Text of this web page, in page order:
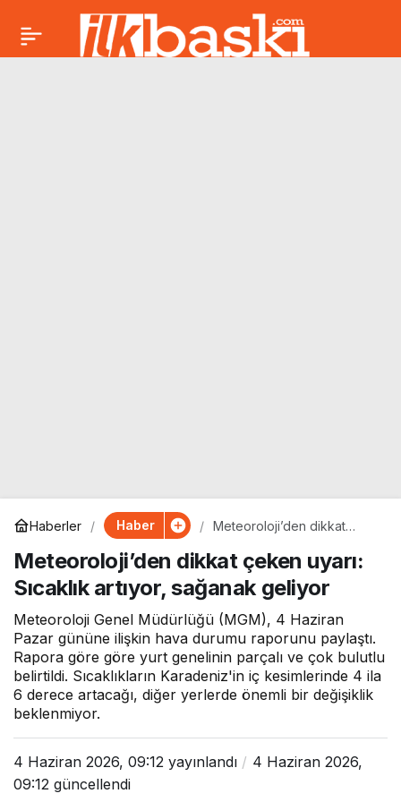
Haberler Haber
Meteoroloji’den dikkat
sağanak geliyor
Meteoroloji’den dikkat çeken uyarı:
Sıcaklık artıyor, sağanak geliyor
Meteoroloji Genel Müdürlüğü (MGM), 4 Haziran
Pazar gününe ilişkin hava durumu raporunu paylaştı.
Rapora göre göre yurt genelinin parçalı ve çok bulutlu
belirtildi. Sıcaklıkların Karadeniz'in iç kesimlerinde 4 ila
6 derece artacağı, diğer yerlerde önemli bir değişiklik
beklenmiyor.
4 Haziran 2026, 09:12 yayınlandı
4 Haziran 2026,
09:12 güncellendi
Engin Polat’ın kuzeni